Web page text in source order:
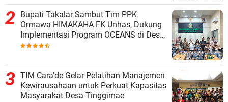
Bupati Takalar Sambut Tim PPK
Ormawa HIMAKAHA FK Unhas, Dukung
Implementasi Program OCEANS di Desa
Popo
TIM Cara'de Gelar Pelatihan Manajemen
Kewirausahaan untuk Perkuat Kapasitas
Masyarakat Desa Tinggimae